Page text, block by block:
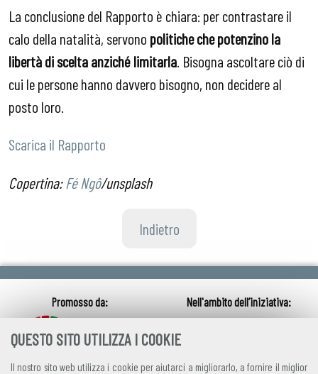
QUESTO SITO UTILIZZA I COOKIE
Il nostro sito web utilizza i cookie per aiutarci a migliorarlo, a fornire il miglior
La conclusione del Rapporto è chiara: per contrastare il
calo della natalità, servono politiche che potenzino la
libertà di scelta anziché limitarla . Bisogna ascoltare ciò di
cui le persone hanno davvero bisogno, non decidere al
posto loro.
Scarica il Rapporto
Copertina:Fé Ngô/unsplash
Indietro